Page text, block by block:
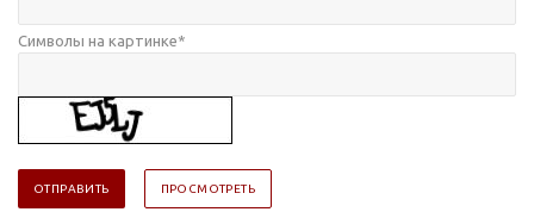
Символы на картинке*